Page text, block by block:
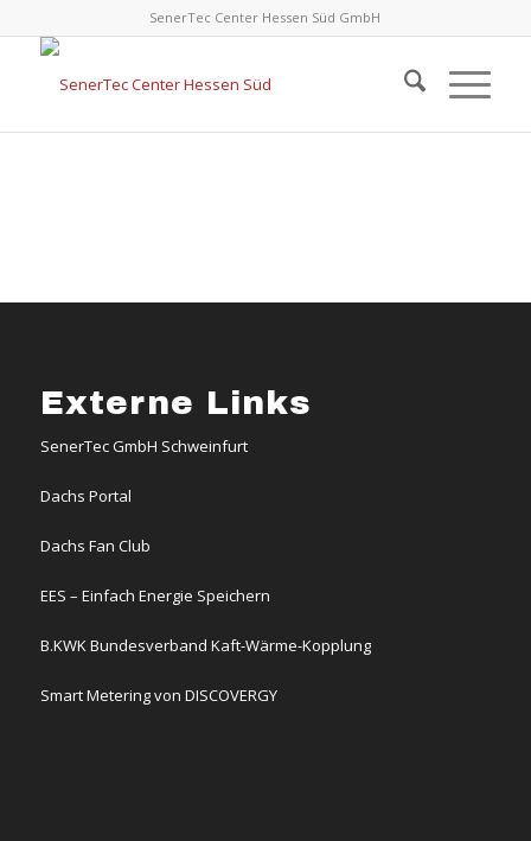
SenerTec Center Hessen Süd GmbH
Externe Links
SenerTec GmbH Schweinfurt
Dachs Portal
Dachs Fan Club
EES – Einfach Energie Speichern
B.KWK Bundesverband Kaft-Wärme-Kopplung
Smart Metering von DISCOVERGY